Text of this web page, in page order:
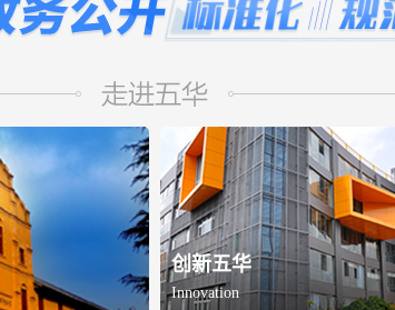
创新五华
Innovation